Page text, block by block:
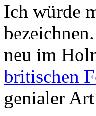
Ich würde
neu im
britischen
genialer